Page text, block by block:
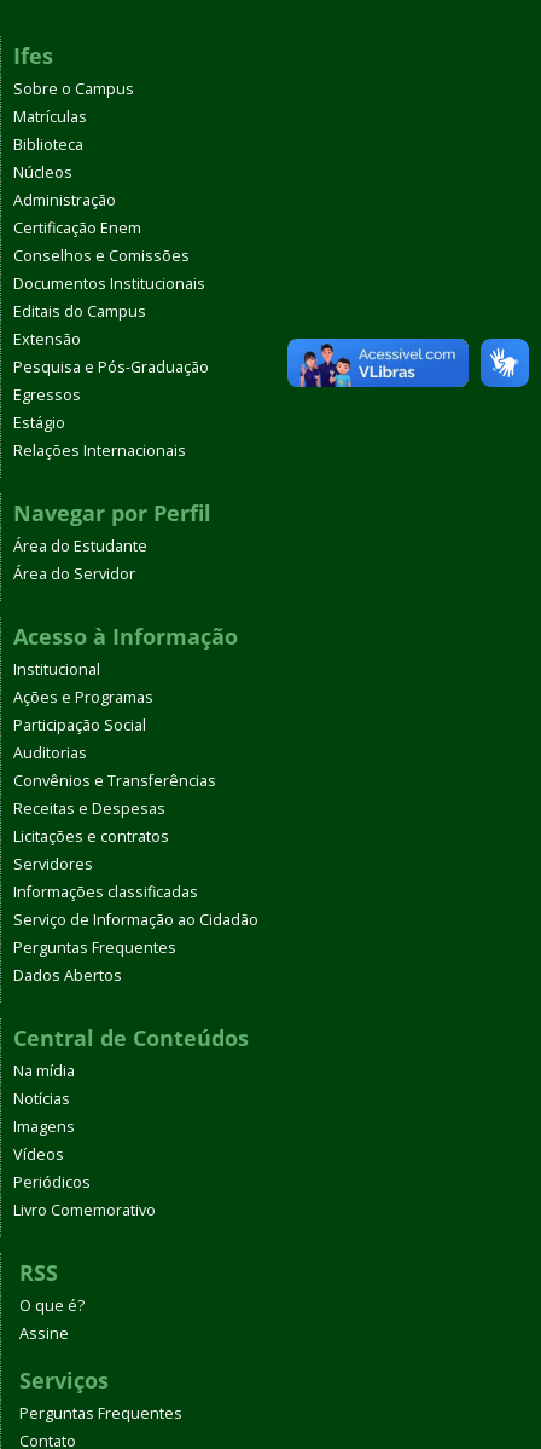
Ifes
Sobre o Campus
Matrículas
Biblioteca
Núcleos
Administração
Certificação Enem
Conselhos e Comissões
Documentos Institucionais
Editais do Campus
Extensão
Pesquisa e Pós-Graduação
Egressos
Estágio
Relações Internacionais
Navegar por Perfil
Área do Estudante
Área do Servidor
Acesso à Informação
Institucional
Ações e Programas
Participação Social
Auditorias
Convênios e Transferências
Receitas e Despesas
Licitações e contratos
Servidores
Informações classificadas
Serviço de Informação ao Cidadão
Perguntas Frequentes
Dados Abertos
Central de Conteúdos
Na mídia
Notícias
Imagens
Vídeos
Periódicos
Livro Comemorativo
RSS
O que é?
Assine
Serviços
Perguntas Frequentes
Contato